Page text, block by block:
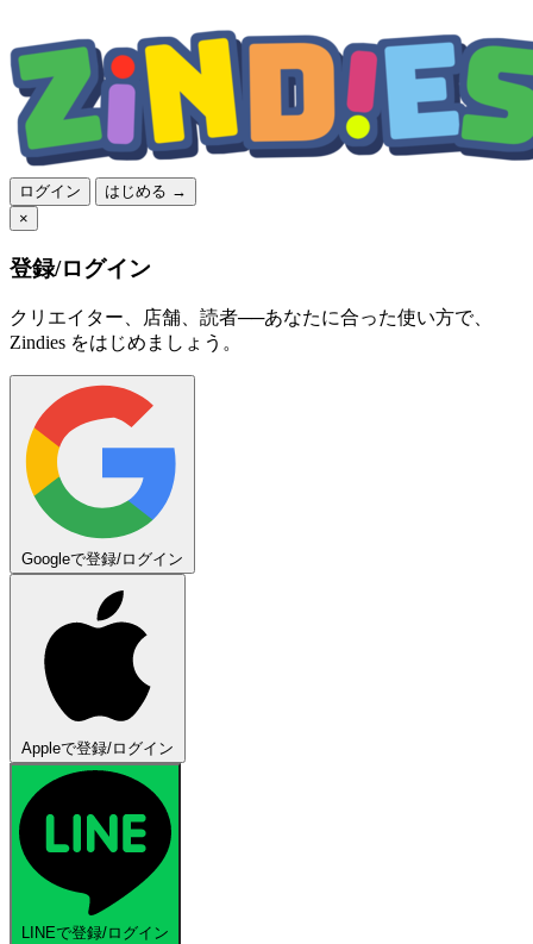
ログイン
はじめる →
×
登録/ログイン
クリエイター、店舗、読者──あなたに合った使い方で、
Zindies をはじめましょう。
Googleで登録/ログイン
Appleで登録/ログイン
LINEで登録/ログイン